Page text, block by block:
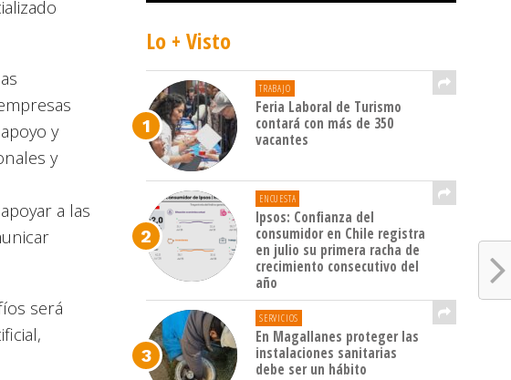
y
y
a las
será
Lo + Visto
TRABAJO
Feria Laboral de Turismo
contará con más de 350
vacantes
ENCUESTA
Ipsos: Confianza del
consumidor en Chile registra
en julio su primera racha de
crecimiento consecutivo del
año
SERVICIOS
En Magallanes proteger las
instalaciones sanitarias
debe ser un hábito